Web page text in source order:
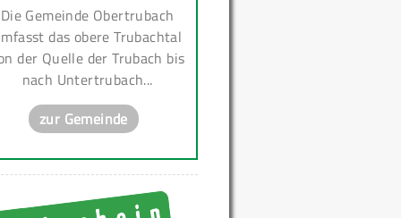
Die Gemeinde Obertrubach
das obere Trubachtal
der Quelle der Trubach bis
nach Untertrubach...
zur Gemeinde